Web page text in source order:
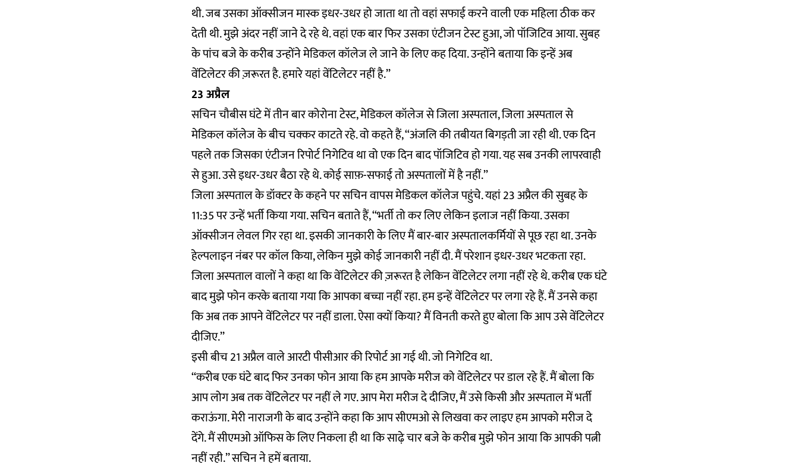
थी. जब उसका ऑक्सीजन मास्क इधर-उधर हो जाता था तो वहां सफाई करने वाली एक महिला ठीक कर
देती थी. मुझे अंदर नहीं जाने दे रहे थे. वहां एक बार फिर उसका एंटीजन टेस्ट हुआ, जो पॉजिटिव आया. सुबह
के पांच बजे के करीब उन्होंने मेडिकल कॉलेज ले जाने के लिए कह दिया. उन्होंने बताया कि इन्हें अब
वेंटिलेटर की ज़रूरत है. हमारे यहां वेंटिलेटर नहीं है.’’
23 अप्रैल
सचिन चौबीस घंटे में तीन बार कोरोना टेस्ट, मेडिकल कॉलेज से जिला अस्पताल, जिला अस्पताल से
मेडिकल कॉलेज के बीच चक्कर काटते रहे. वो कहते हैं, ‘‘अंजलि की तबीयत बिगड़ती जा रही थी. एक दिन
पहले तक जिसका एंटीजन रिपोर्ट निगेटिव था वो एक दिन बाद पॉजिटिव हो गया. यह सब उनकी लापरवाही
से हुआ. उसे इधर-उधर बैठा रहे थे. कोई साफ़-सफाई तो अस्पतालों में है नहीं.’’
जिला अस्पताल के डॉक्टर के कहने पर सचिन वापस मेडिकल कॉलेज पहुंचे. यहां 23 अप्रैल की सुबह के
11:35 पर उन्हें भर्ती किया गया. सचिन बताते हैं, ‘‘भर्ती तो कर लिए लेकिन इलाज नहीं किया. उसका
ऑक्सीजन लेवल गिर रहा था. इसकी जानकारी के लिए मैं बार-बार अस्पतालकर्मियों से पूछ रहा था. उनके
हेल्पलाइन नंबर पर कॉल किया, लेकिन मुझे कोई जानकारी नहीं दी. मैं परेशान इधर-उधर भटकता रहा.
जिला अस्पताल वालों ने कहा था कि वेंटिलेटर की ज़रूरत है लेकिन वेंटिलेटर लगा नहीं रहे थे. करीब एक घंटे
बाद मुझे फोन करके बताया गया कि आपका बच्चा नहीं रहा. हम इन्हें वेंटिलेटर पर लगा रहे हैं. मैं उनसे कहा
कि अब तक आपने वेंटिलेटर पर नहीं डाला. ऐसा क्यों किया? मैं विनती करते हुए बोला कि आप उसे वेंटिलेटर
दीजिए.’’
इसी बीच 21 अप्रैल वाले आरटी पीसीआर की रिपोर्ट आ गई थी. जो निगेटिव था.
‘‘करीब एक घंटे बाद फिर उनका फोन आया कि हम आपके मरीज को वेंटिलेटर पर डाल रहे हैं. मैं बोला कि
आप लोग अब तक वेंटिलेटर पर नहीं ले गए. आप मेरा मरीज दे दीजिए, मैं उसे किसी और अस्पताल में भर्ती
कराऊंगा. मेरी नाराजगी के बाद उन्होंने कहा कि आप सीएमओ से लिखवा कर लाइए हम आपको मरीज दे
देंगे. मैं सीएमओ ऑफिस के लिए निकला ही था कि साढ़े चार बजे के करीब मुझे फोन आया कि आपकी पत्नी
नहीं रही.’’ सचिन ने हमें बताया.